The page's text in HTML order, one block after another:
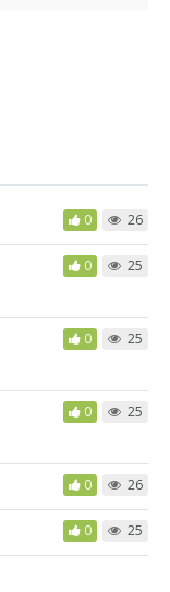
0 26
0 25
0 25
0 25
0 26
0 25